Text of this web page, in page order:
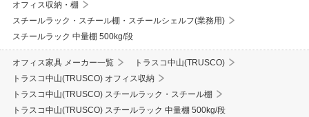
オフィス収納・棚
スチールラック・スチール棚・スチールシェルフ(業務用)
スチールラック 中量棚 500kg/段
オフィス家具 メーカー一覧
トラスコ中山(TRUSCO)
トラスコ中山(TRUSCO) オフィス収納
トラスコ中山(TRUSCO) スチールラック・スチール棚
トラスコ中山(TRUSCO) スチールラック 中量棚 500kg/段